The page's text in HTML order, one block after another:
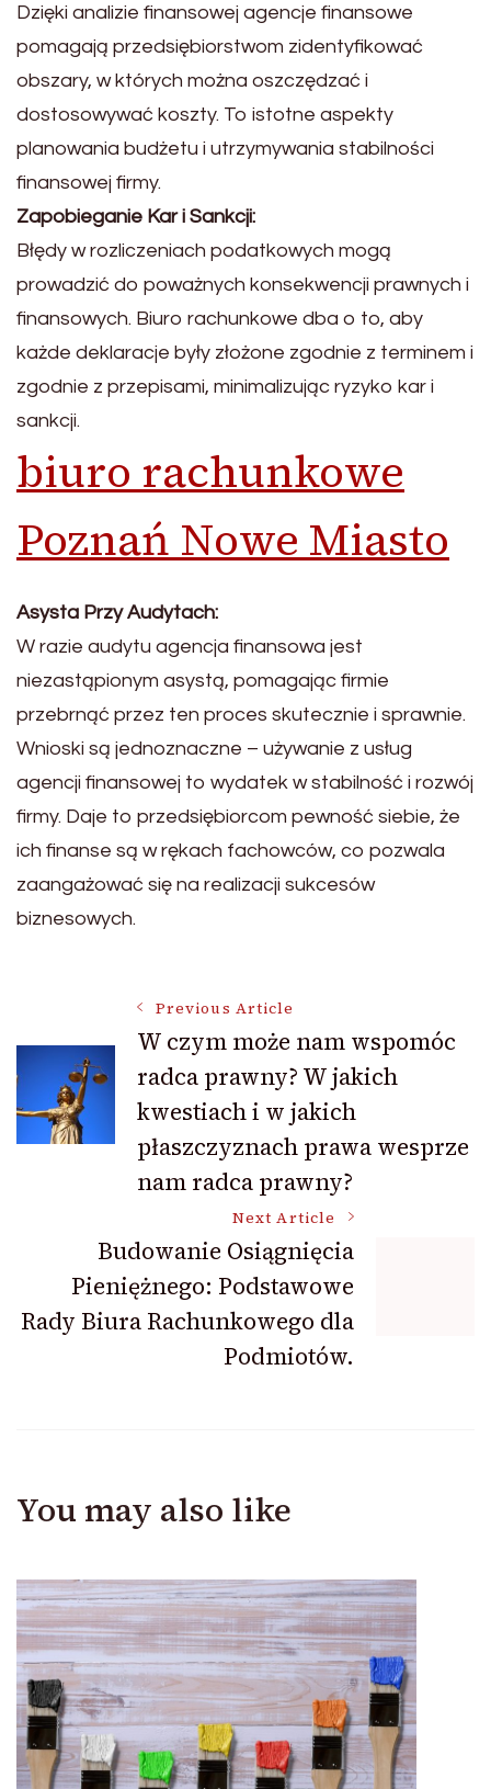
Dzięki analizie finansowej agencje finansowe
pomagają przedsiębiorstwom zidentyfikować
obszary, w których można oszczędzać i
dostosowywać koszty. To istotne aspekty
planowania budżetu i utrzymywania stabilności
finansowej firmy.
Zapobieganie Kar i Sankcji:
Błędy w rozliczeniach podatkowych mogą
prowadzić do poważnych konsekwencji prawnych i
finansowych. Biuro rachunkowe dba o to, aby
każde deklaracje były złożone zgodnie z terminem i
zgodnie z przepisami, minimalizując ryzyko kar i
sankcji.
biuro rachunkowe
Poznań Nowe Miasto
Asysta Przy Audytach:
W razie audytu agencja finansowa jest
niezastąpionym asystą, pomagając firmie
przebrnąć przez ten proces skutecznie i sprawnie.
Wnioski są jednoznaczne – używanie z usług
agencji finansowej to wydatek w stabilność i rozwój
firmy. Daje to przedsiębiorcom pewność siebie, że
ich finanse są w rękach fachowców, co pozwala
zaangażować się na realizacji sukcesów
biznesowych.
Navigation
Previous Article
W czym może nam wspomóc
radca prawny? W jakich
kwestiach i w jakich
płaszczyznach prawa wesprze
nam radca prawny?
Next Article
Budowanie Osiągnięcia
Pieniężnego: Podstawowe
Rady Biura Rachunkowego dla
Podmiotów.
You may also like